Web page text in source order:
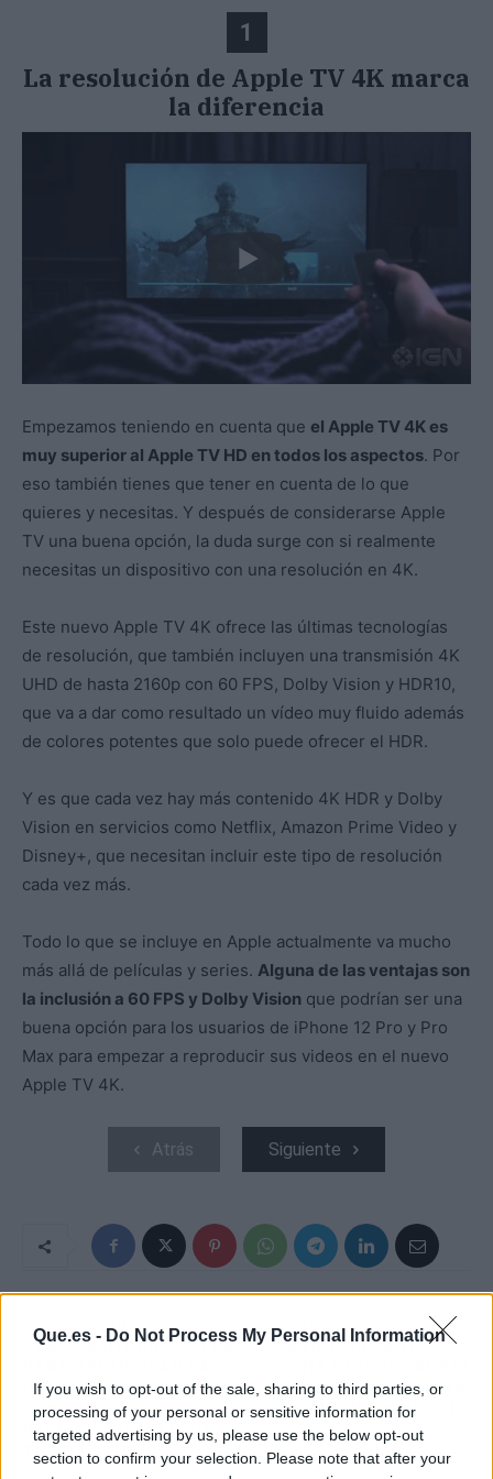
Que.es - Do Not Process My Personal Information
If you wish to opt-out of the sale, sharing to third parties, or
processing of your personal or sensitive information for
targeted advertising by us, please use the below opt-out
section to confirm your selection. Please note that after your
1
La resolución de Apple TV 4K marca
la diferencia
Empezamos teniendo en cuenta que el Apple TV 4K es
muy superior al Apple TV HD en todos los aspectos. Por
eso también tienes que tener en cuenta de lo que
quieres y necesitas. Y después de considerarse Apple
TV una buena opción, la duda surge con si realmente
necesitas un dispositivo con una resolución en 4K.
Este nuevo Apple TV 4K ofrece las últimas tecnologías
de resolución, que también incluyen una transmisión 4K
UHD de hasta 2160p con 60 FPS, Dolby Vision y HDR10,
que va a dar como resultado un vídeo muy fluido además
de colores potentes que solo puede ofrecer el HDR.
Y es que cada vez hay más contenido 4K HDR y Dolby
Vision en servicios como Netflix, Amazon Prime Video y
Disney+, que necesitan incluir este tipo de resolución
cada vez más.
Todo lo que se incluye en Apple actualmente va mucho
más allá de películas y series. Alguna de las ventajas son
la inclusión a 60 FPS y Dolby Vision que podrían ser una
buena opción para los usuarios de iPhone 12 Pro y Pro
Max para empezar a reproducir sus videos en el nuevo
Apple TV 4K.
Atrás Siguiente
CREMAS HIDRATANTES
PIEL DESPUÉS DE
ECHARTE GELES
HIDROALCOHÓLICOS
TODO EL DÍA
ARTÍCULO SIGUIENTE
GRAN HERMANO: QUÉ
YÁÑEZ, LA 'FRESITA'
GANADORA DE GH 5